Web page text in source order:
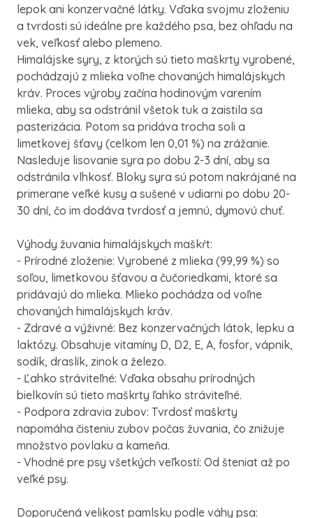
lepok ani konzervačné látky. Vďaka svojmu zloženiu
a tvrdosti sú ideálne pre každého psa, bez ohľadu na
vek, veľkosť alebo plemeno.
Himalájske syry, z ktorých sú tieto maškrty vyrobené,
pochádzajú z mlieka voľne chovaných himalájskych
kráv. Proces výroby začína hodinovým varením
mlieka, aby sa odstránil všetok tuk a zaistila sa
pasterizácia. Potom sa pridáva trocha soli a
limetkovej šťavy (celkom len 0,01 %) na zrážanie.
Nasleduje lisovanie syra po dobu 2-3 dní, aby sa
odstránila vlhkosť. Bloky syra sú potom nakrájané na
primerane veľké kusy a sušené v udiarni po dobu 20-
30 dní, čo im dodáva tvrdosť a jemnú, dymovú chuť.
Výhody žuvania himalájskych maškŕt:
- Prírodné zloženie: Vyrobené z mlieka (99,99 %) so
soľou, limetkovou šťavou a čučoriedkami, ktoré sa
pridávajú do mlieka. Mlieko pochádza od voľne
chovaných himalájskych kráv.
- Zdravé a výživné: Bez konzervačných látok, lepku a
laktózy. Obsahuje vitamíny D, D2, E, A, fosfor, vápnik,
sodík, draslík, zinok a železo.
- Ľahko stráviteľné: Vďaka obsahu prírodných
bielkovín sú tieto maškrty ľahko stráviteľné.
- Podpora zdravia zubov: Tvrdosť maškrty
napomáha čisteniu zubov počas žuvania, čo znižuje
množstvo povlaku a kameňa.
- Vhodné pre psy všetkých veľkostí: Od šteniat až po
veľké psy.
Doporučená velikost pamlsku podle váhy psa: